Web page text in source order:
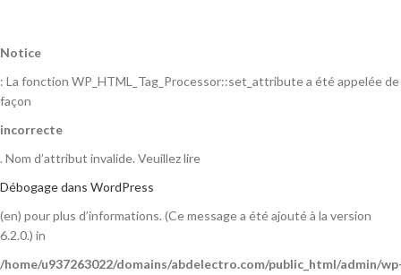
Notice
: La fonction WP_HTML_Tag_Processor::set_attribute a été appelée de
façon
incorrecte
. Nom d’attribut invalide. Veuillez lire
Débogage dans WordPress
(en) pour plus d’informations. (Ce message a été ajouté à la version
6.2.0.) in
/home/u937263022/domains/abdelectro.com/public_html/admin/